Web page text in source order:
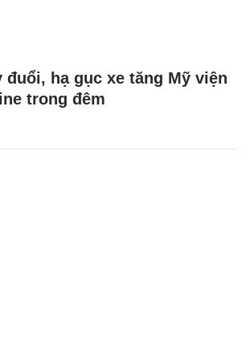
đuổi, hạ gục xe tăng Mỹ viện
trong đêm